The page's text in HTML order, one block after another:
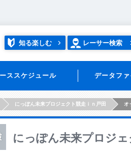
知る楽しむ レーサー検索
ススケジュール データフ
にっぽん未来プロジェクト競走ｉｎ戸田 オ
にっぽん未来プロジェ